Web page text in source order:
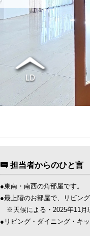
担当者からのひと言
●東南・南西の角部屋です。
●最上階のお部屋で、リビン
※天候による・2025年11月
●リビング・ダイニング・キ